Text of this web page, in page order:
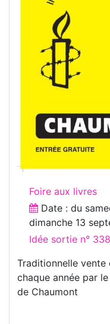
Foire aux livres
Date : du
dimanche 13
Idée sortie n°
Traditionnelle
chaque année par
de Chaumont